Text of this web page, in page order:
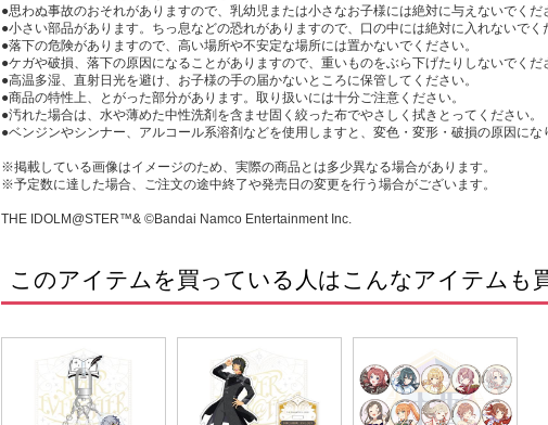
●思わぬ事故のおそれがありますので、乳幼児または小さなお子様には絶対に与えないでくだ
●小さい部品があります。ちっ息などの恐れがありますので、口の中には絶対に入れないでく
●落下の危険がありますので、高い場所や不安定な場所には置かないでください。
●ケガや破損、落下の原因になることがありますので、重いものをぶら下げたりしないでくだ
●高温多湿、直射日光を避け、お子様の手の届かないところに保管してください。
●商品の特性上、とがった部分があります。取り扱いには十分ご注意ください。
●汚れた場合は、水や薄めた中性洗剤を含ませ固く絞った布でやさしく拭きとってください。
●ベンジンやシンナー、アルコール系溶剤などを使用しますと、変色・変形・破損の原因にな
※掲載している画像はイメージのため、実際の商品とは多少異なる場合があります。
※予定数に達した場合、ご注文の途中終了や発売日の変更を行う場合がございます。
THE IDOLM@STER™& ©Bandai Namco Entertainment Inc.
このアイテムを買っている人はこんなアイテムも